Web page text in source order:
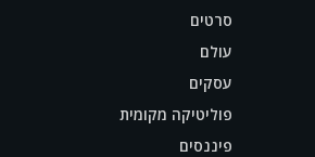
סרטים
עולם
עסקים
פוליטיקה מקומית
פיננסים